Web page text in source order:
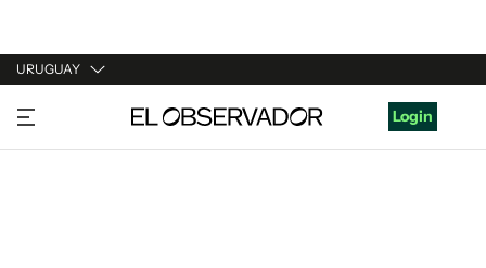
URUGUAY
URUGUAY
ARGENTINA
Login